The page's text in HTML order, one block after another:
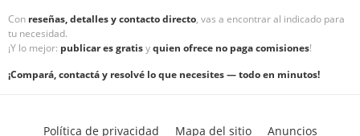
Con reseñas, detalles y contacto directo, vas a encontrar al indicado para
tu necesidad.
¡Y lo mejor: publicar es gratisyquien ofrece no paga comisiones!
¡Compará, contactá y resolvé lo que necesites — todo en minutos!
Política de privacidad Mapa del sitio Anuncios